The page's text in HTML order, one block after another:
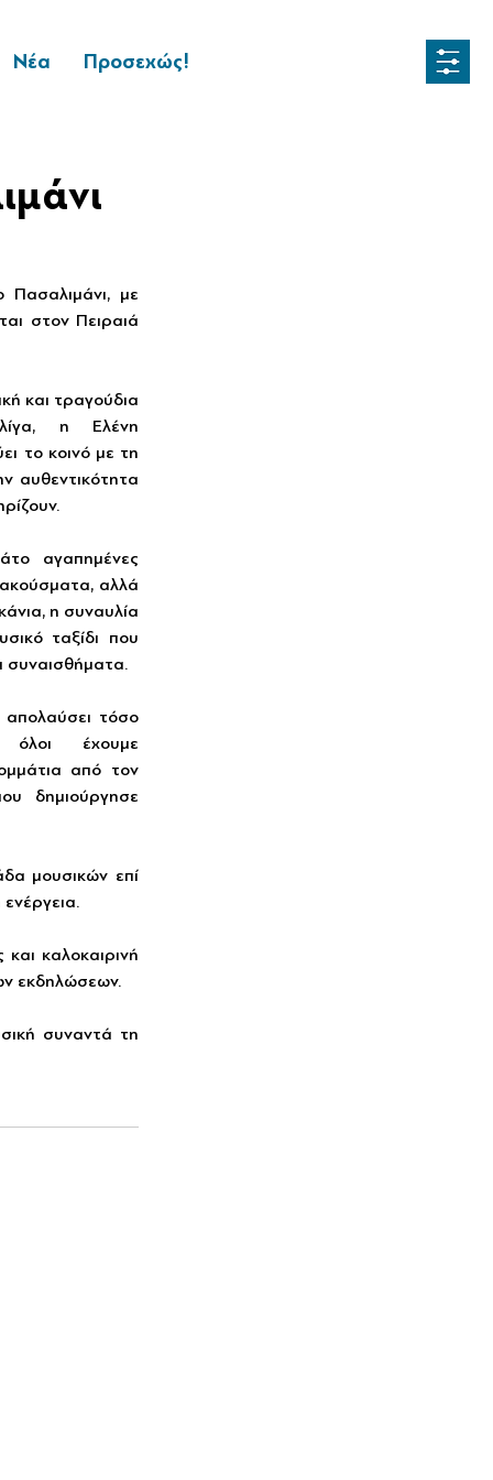
Νέα Προσεχώς!
με
στον Πειραιά
και τραγούδια
η Ελένη
το κοινό με τη
αυθεντικότητα
αγαπημένες
ακούσματα, αλλά
η συναυλία
ταξίδι που
συναισθήματα.
απολαύσει τόσο
όλοι έχουμε
από τον
δημιούργησε
μουσικών επί
καλοκαιρινή
εκδηλώσεων.
συναντά τη